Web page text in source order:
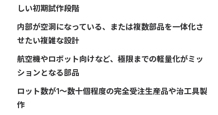
しい初期試作段階
内部が空洞になっている、または複数部品を一体化さ
せたい複雑な設計
航空機やロボット向けなど、極限までの軽量化がミッ
ションとなる部品
ロット数が1〜数十個程度の完全受注生産品や治工具製
作